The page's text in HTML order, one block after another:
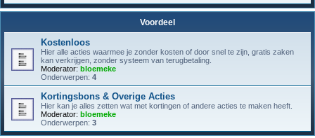
Voordeel
Kostenloos
Hier alle acties waarmee je zonder kosten of door snel te zijn, gratis zaken
kan verkrijgen, zonder systeem van terugbetaling.
Moderator: bloemeke
Onderwerpen: 4
Kortingsbons & Overige Acties
Hier kan je alles zetten wat met kortingen of andere acties te maken heeft.
Moderator: bloemeke
Onderwerpen: 3